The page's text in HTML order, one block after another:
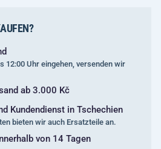
12:00 Uhr eingehen, versenden wir
ab 3.000 Kč
Kundendienst in Tschechien
bieten wir auch Ersatzteile an.
von 14 Tagen